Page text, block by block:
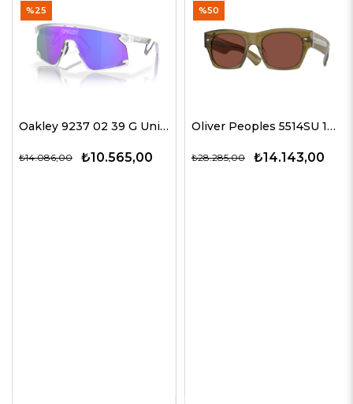
Oakley 9237 02 39 G Unisex Güneş Gözlükleri
₺10.565,00
₺14.086,00
%25
Oliver Peoples 5514SU 1678C5 51 G Unisex Güneş Gözlükleri
₺14.143,00
₺28.285,00
%50